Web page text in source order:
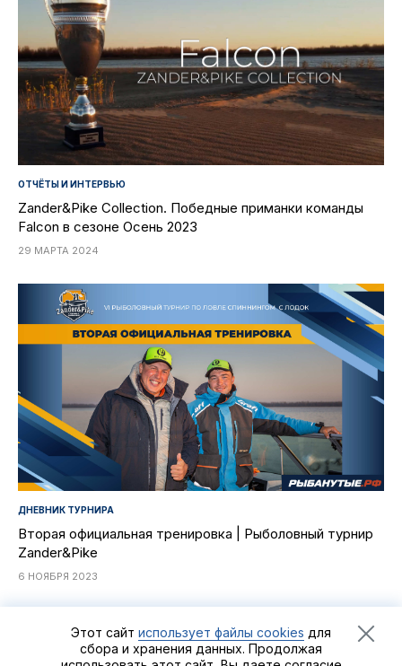
ОТЧЁТЫ И ИНТЕРВЬЮ
Zander&Pike Collection. Победные приманки команды
Falcon в сезоне Осень 2023
29 МАРТА 2024
ДНЕВНИК ТУРНИРА
Вторая официальная тренировка | Рыболовный турнир
Zander&Pike
6 НОЯБРЯ 2023
Этот сайт использует файлы cookies для
сбора и хранения данных. Продолжая